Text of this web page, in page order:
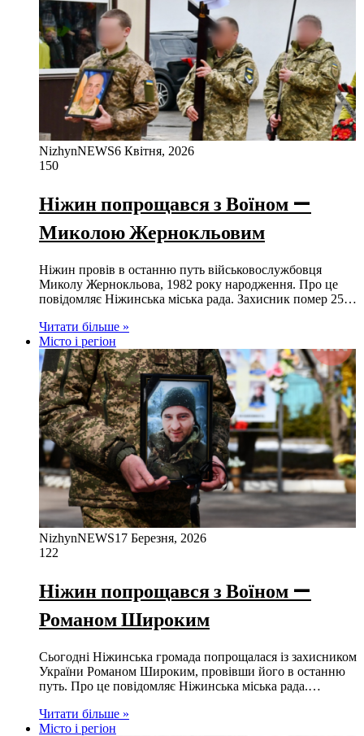
NizhynNEWS6 Квітня, 2026
150
Ніжин попрощався з Воїном —
Миколою Жернокльовим
Ніжин провів в останню путь військовослужбовця
Миколу Жернокльова, 1982 року народження. Про це
повідомляє Ніжинська міська рада. Захисник помер 25…
Читати більше »
Місто і регіон
NizhynNEWS17 Березня, 2026
122
Ніжин попрощався з Воїном —
Романом Широким
Сьогодні Ніжинська громада попрощалася із захисником
України Романом Широким, провівши його в останню
путь. Про це повідомляє Ніжинська міська рада.…
Читати більше »
Місто і регіон